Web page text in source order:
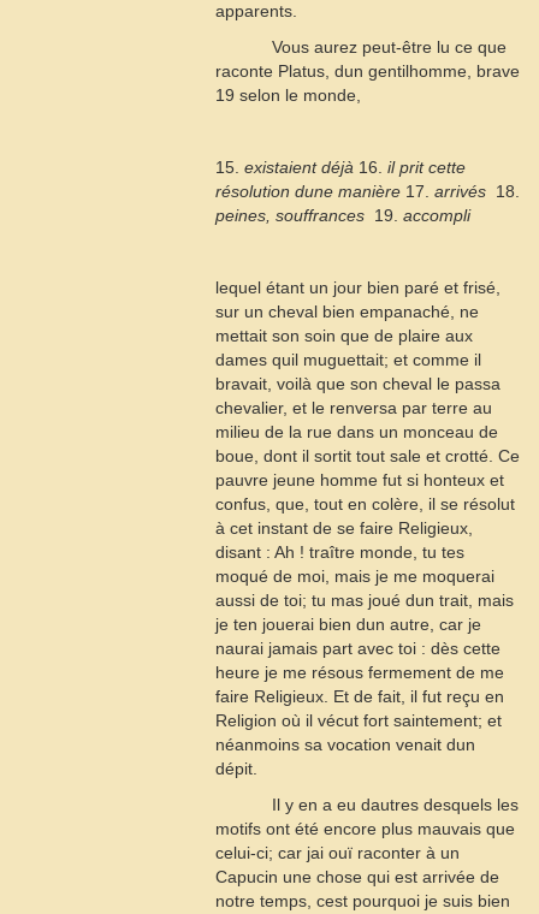
apparents.
Vous aurez peut-être lu ce que
raconte Platus, dun gentilhomme, brave
19 selon le monde,
15. existaient déjà 16. il prit cette
résolution dune manière 17. arrivés  18.
peines, souffrances  19. accompli
lequel étant un jour bien paré et frisé,
sur un cheval bien empanaché, ne
mettait son soin que de plaire aux
dames quil muguettait; et comme il
bravait, voilà que son cheval le passa
chevalier, et le renversa par terre au
milieu de la rue dans un monceau de
boue, dont il sortit tout sale et crotté. Ce
pauvre jeune homme fut si honteux et
confus, que, tout en colère, il se résolut
à cet instant de se faire Religieux,
disant : Ah ! traître monde, tu tes
moqué de moi, mais je me moquerai
aussi de toi; tu mas joué dun trait, mais
je ten jouerai bien dun autre, car je
naurai jamais part avec toi : dès cette
heure je me résous fermement de me
faire Religieux. Et de fait, il fut reçu en
Religion où il vécut fort saintement; et
néanmoins sa vocation venait dun
dépit.
Il y en a eu dautres desquels les
motifs ont été encore plus mauvais que
celui-ci; car jai ouï raconter à un
Capucin une chose qui est arrivée de
notre temps, cest pourquoi je suis bien